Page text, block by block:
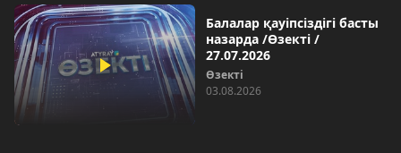
Балалар қауіпсіздігі басты
назарда /Өзекті /
27.07.2026
Өзекті
03.08.2026